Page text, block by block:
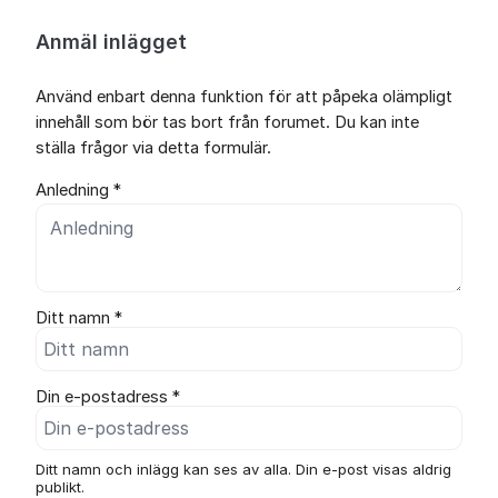
Anmäl inlägget
Använd enbart denna funktion för att påpeka olämpligt
innehåll som bör tas bort från forumet. Du kan inte
ställa frågor via detta formulär.
Anledning *
Ditt namn *
Din e-postadress *
Ditt namn och inlägg kan ses av alla. Din e-post visas aldrig
publikt.